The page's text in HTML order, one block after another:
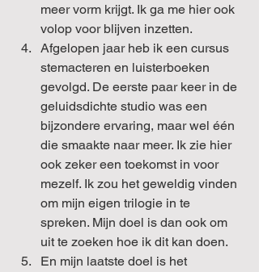
meer vorm krijgt. Ik ga me hier ook
volop voor blijven inzetten.
Afgelopen jaar heb ik een cursus
stemacteren en luisterboeken
gevolgd. De eerste paar keer in de
geluidsdichte studio was een
bijzondere ervaring, maar wel één
die smaakte naar meer. Ik zie hier
ook zeker een toekomst in voor
mezelf. Ik zou het geweldig vinden
om mijn eigen trilogie in te
spreken. Mijn doel is dan ook om
uit te zoeken hoe ik dit kan doen.
En mijn laatste doel is het